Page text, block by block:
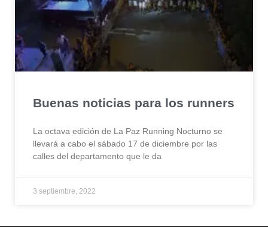
Buenas noticias para los runners
La octava edición de La Paz Running Nocturno se
llevará a cabo el sábado 17 de diciembre por las
calles del departamento que le da
3 septiembre, 2022